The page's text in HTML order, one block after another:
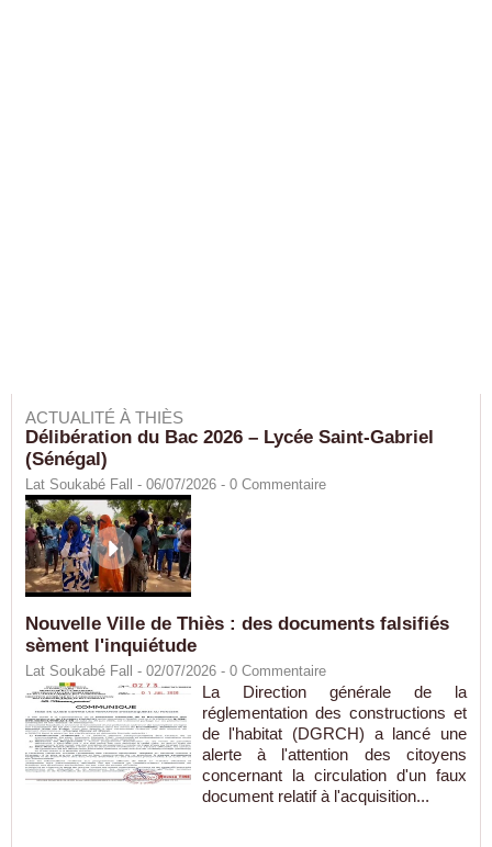
ACTUALITÉ À THIÈS
Délibération du Bac 2026 – Lycée Saint-Gabriel
(Sénégal)
Lat Soukabé Fall - 06/07/2026 - 0 Commentaire
Nouvelle Ville de Thiès : des documents falsifiés
sèment l'inquiétude
Lat Soukabé Fall - 02/07/2026 - 0 Commentaire
La Direction générale de la
réglementation des constructions et
de l'habitat (DGRCH) a lancé une
alerte à l'attention des citoyens
concernant la circulation d'un faux
document relatif à l'acquisition...